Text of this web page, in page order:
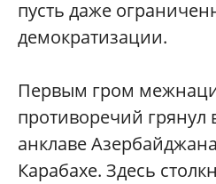
пусть даже
демократизации.
Первым гром
противоречий грянул
анклаве
Карабахе. Здесь